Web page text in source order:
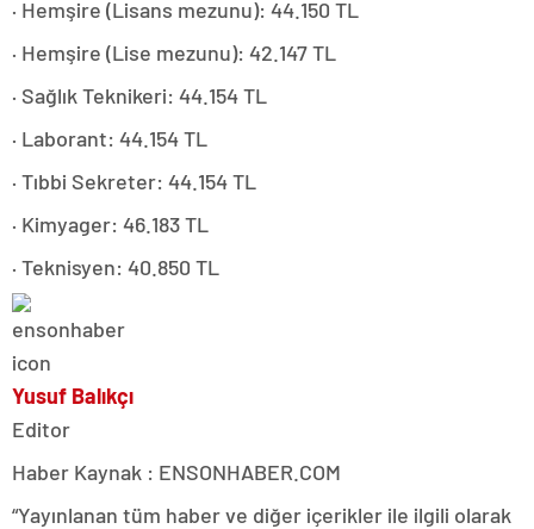
· Hemşire (Lisans mezunu): 44.150 TL
· Hemşire (Lise mezunu): 42.147 TL
· Sağlık Teknikeri: 44.154 TL
· Laborant: 44.154 TL
· Tıbbi Sekreter: 44.154 TL
· Kimyager: 46.183 TL
· Teknisyen: 40.850 TL
Yusuf Balıkçı
Editor
Haber Kaynak : ENSONHABER.COM
“Yayınlanan tüm haber ve diğer içerikler ile ilgili olarak